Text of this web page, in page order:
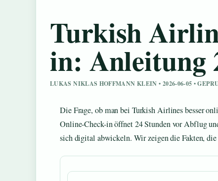
Turkish
in: Anleitung
LUKAS NIKLAS HOFFMANN KLEIN • 2026-06-05 •
Die Frage, ob man bei Turkish Airlines besser
Online-Check-in öffnet 24 Stunden vor Abflug
sich digital abwickeln. Wir zeigen die Fakten,